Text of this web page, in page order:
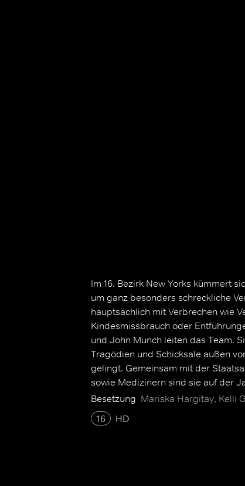
Im 16. Bezirk New Yorks kümmert
um ganz besonders schreckliche
hauptsächlich mit Verbrechen wie
Kindesmissbrauch oder
und John Munch leiten das Team.
Tragödien und Schicksale außen
gelingt. Gemeinsam mit der
sowie Medizinern sind sie auf der
Kinderschändern.
Besetzung Mariska Hargitay, Kelli
16
HD